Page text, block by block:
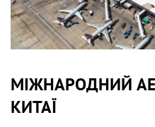
МІЖНАРОДНИЙ
КИТАЇ